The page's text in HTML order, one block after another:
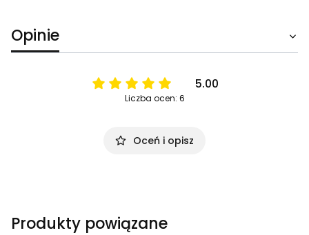
Opinie
5.00
Liczba ocen: 6
Oceń i opisz
Produkty powiązane